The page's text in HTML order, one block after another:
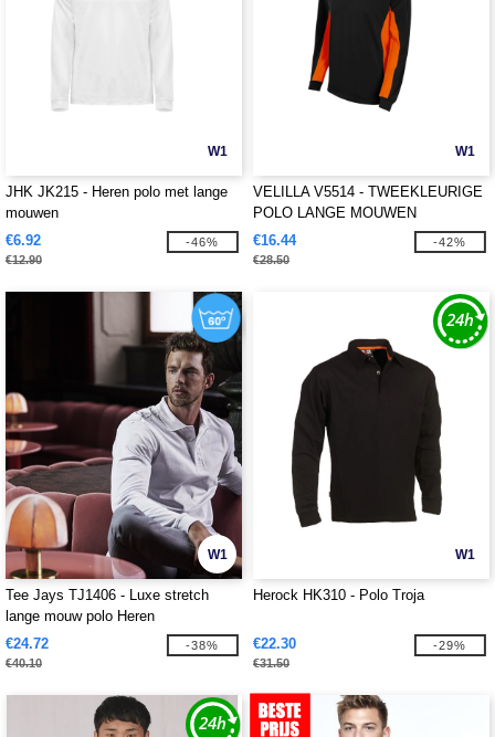
W1
JHK JK215 - Heren polo met lange
mouwen
€6.92
€12.90
-46%
W1
VELILLA V5514 - TWEEKLEURIGE
POLO LANGE MOUWEN
€16.44
€28.50
-42%
W1
Tee Jays TJ1406 - Luxe stretch
lange mouw polo Heren
€24.72
€40.10
-38%
W1
Herock HK310 - Polo Troja
€22.30
€31.50
-29%